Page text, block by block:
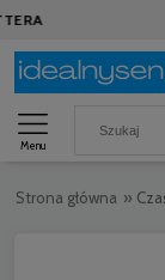
Menu
Strona główna »